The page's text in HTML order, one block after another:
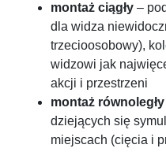
montaż ciągły –
dla widza
trzecioosobowy),
widzowi jak
akcji i przestrzeni
montaż równoległy
dziejących się
miejscach (cięcia i